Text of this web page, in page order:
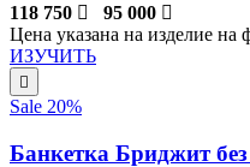
118 750
95 000
Цена указана на изделие на
ИЗУЧИТЬ
Sale 20%
Банкетка Бриджит